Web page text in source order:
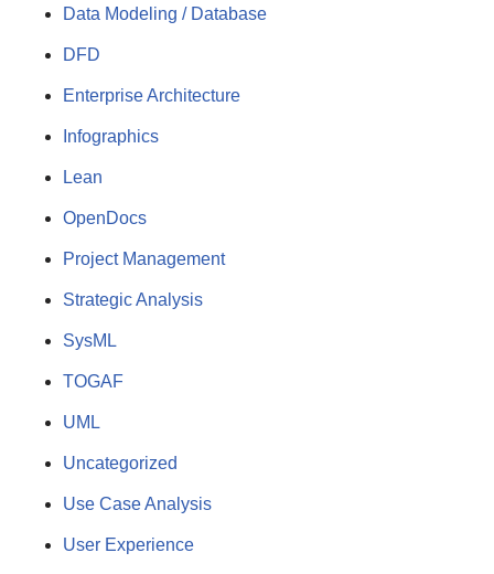
Data Modeling / Database
DFD
Enterprise Architecture
Infographics
Lean
OpenDocs
Project Management
Strategic Analysis
SysML
TOGAF
UML
Uncategorized
Use Case Analysis
User Experience